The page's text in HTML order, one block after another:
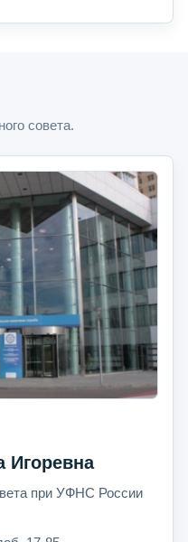
совета.
Игоревна
при УФНС России